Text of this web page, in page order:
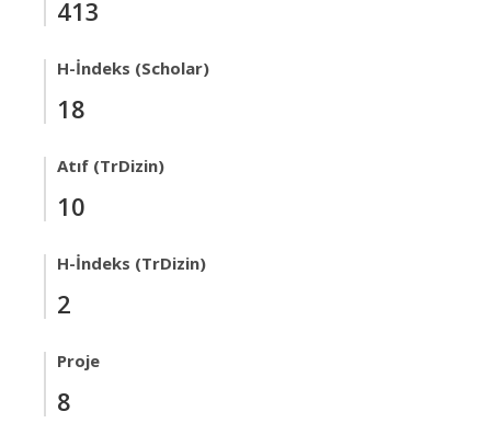
413
H-İndeks (Scholar)
18
Atıf (TrDizin)
10
H-İndeks (TrDizin)
2
Proje
8